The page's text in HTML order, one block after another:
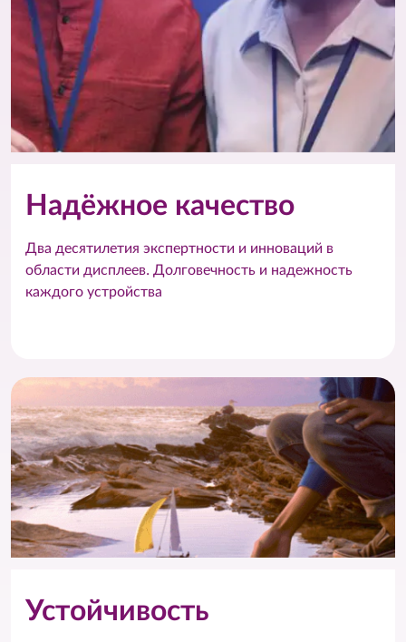
Надёжное качество
Два десятилетия экспертности и инноваций в
области дисплеев. Долговечность и надежность
каждого устройства
Устойчивость